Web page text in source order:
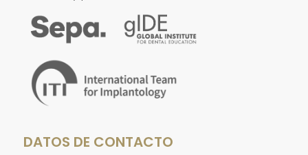
DATOS DE CONTACTO